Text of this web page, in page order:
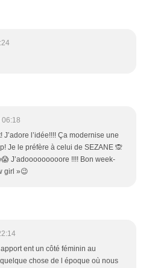
06:18
l’idée!!!! Ça modernise une
Je le préfère à celui de SEZANE 🙊
J’adooooooooore !!!! Bon week-
girl »😉
ent un côté féminin au
chose de l époque où nous